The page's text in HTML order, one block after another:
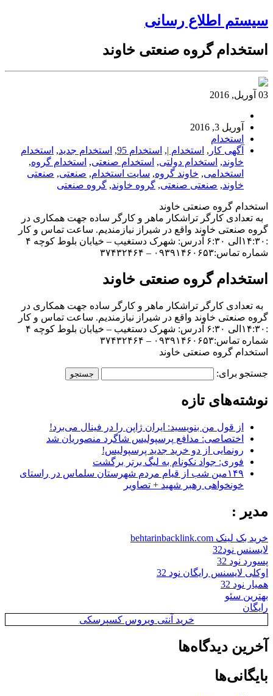
سیستم اطلاع رسانی
استخدام گروه صنعتی خاوند
03 آوریل, 2016
آوریل 3, 2016
استخدام
آگهی کار , استخدام |, استخدام 95 , استخدام جدید, استخدام
خاوند, استخدام دولتی, استخدام صنعتی, استخدام گروه,
استخدامی, خاوند گروه, سایت استخدام, صنعتی, صنعتی
خاوند, صنعتی صنعتی, گروه خاوند, گروه صنعتی
استخدام گروه صنعتی خاوند
به تعدادی کارگر تراشکار ماهر و کارگر ساده جهت همکاری در
گروه صنعتی خاوند واقع در شیراز نیازمندیم. ساعت تماس و کار
:۱۴:۳۰الی ۶:۳۰ آدرس: شهرک دستغیب – خیابان بلوط کوچه ۴
شماره تماس:۰۹۳۹۱۴۶۰۶۵۳ – ۳۷۴۳۲۴۶۴
استخدام گروه صنعتی خاوند
به تعدادی کارگر تراشکار ماهر و کارگر ساده جهت همکاری در
گروه صنعتی خاوند واقع در شیراز نیازمندیم. ساعت تماس و کار
:۱۴:۳۰الی ۶:۳۰ آدرس: شهرک دستغیب – خیابان بلوط کوچه ۴
شماره تماس:۰۹۳۹۱۴۶۰۶۵۳ – ۳۷۴۳۲۴۶۴
استخدام گروه صنعتی خاوند
جستجو برای:
نوشته‌های تازه
از قول من بنویسید: ایران ژاپن را در فینال می‌برد!
اختصاصی: مدافع پرسپولیس شاگرد منصوریان شد
رونمایی از دو خرید جدید پرسپولیس!
فوری: جواد نکونام به لیگ برتر برگشت
۱۴۹مین شب از قیام مردم شهرستان سلماس در راستای
خونخواهی رهبر شهید + تصاویر
مدیر :
خرید بک لینک behtarinbacklink.com
لایسنس نود32
پسورد نود 32
اوکلی لایسنس رایگان نود 32
همیار نود 32
بهترین سئو
رایگان
خرید آنتی ویروس کسپرسکی
آخرین دیدگاه‌ها
بایگانی‌ها